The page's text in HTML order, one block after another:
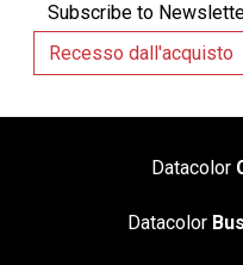
Subscribe to
Recesso dall'acquisto
Datacolor
Datacolor